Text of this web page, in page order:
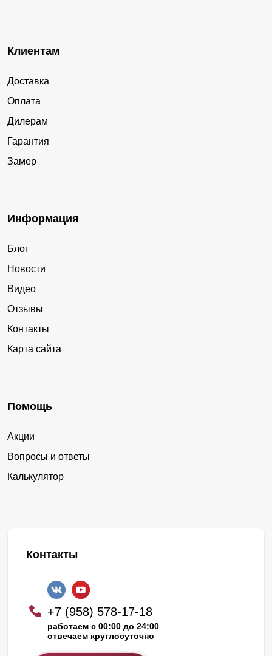
Клиентам
Доставка
Оплата
Дилерам
Гарантия
Замер
Информация
Блог
Новости
Видео
Отзывы
Контакты
Карта сайта
Помощь
Акции
Вопросы и ответы
Калькулятор
Контакты
+7 (958) 578-17-18
работаем с 00:00 до 24:00
отвечаем круглосуточно